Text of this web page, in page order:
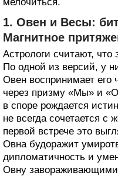
1. Овен и Весы:
Магнитное
Астрологи считают, что
По одной из версий, у
Овен воспринимает
через призму «Мы» и
в споре рождается
не всегда сочетается с
первой встрече это
Овна будоражит
дипломатичность и
Овну